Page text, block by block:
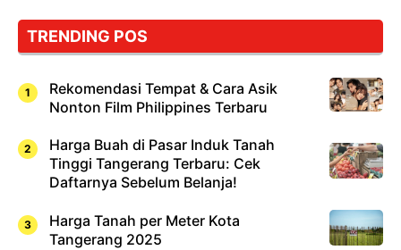
Cuma
Sushi!
TRENDING POS
Rekomendasi Tempat & Cara Asik
Nonton Film Philippines Terbaru
Harga Buah di Pasar Induk Tanah
Tinggi Tangerang Terbaru: Cek
Daftarnya Sebelum Belanja!
Harga Tanah per Meter Kota
Tangerang 2025